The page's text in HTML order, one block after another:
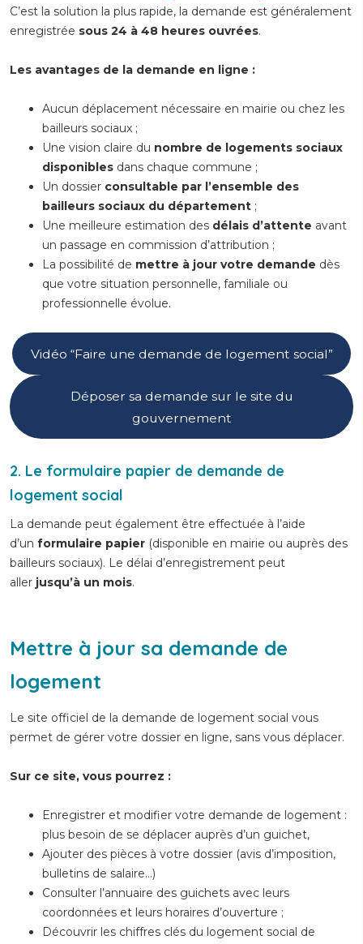
C’est la solution la plus rapide, la demande est généralement
enregistrée sous 24 à 48 heures ouvrées.
Les avantages de la demande en ligne :
Aucun déplacement nécessaire en mairie ou chez les
bailleurs sociaux ;
Une vision claire du nombre de logements sociaux
disponibles dans chaque commune ;
Un dossier consultable par l’ensemble des
bailleurs sociaux du département ;
Une meilleure estimation des délais d’attente avant
un passage en commission d’attribution ;
La possibilité de mettre à jour votre demande dès
que votre situation personnelle, familiale ou
professionnelle évolue.
Vidéo “Faire une demande de logement social”
Déposer sa demande sur le site du
gouvernement
2. Le formulaire papier de demande de
logement social
La demande peut également être effectuée à l’aide
d’un formulaire papier (disponible en mairie ou auprès des
bailleurs sociaux). Le délai d’enregistrement peut
aller jusqu’à un mois.
Mettre à jour sa demande de
logement
Le site officiel de la demande de logement social vous
permet de gérer votre dossier en ligne, sans vous déplacer.
Sur ce site, vous pourrez :
Enregistrer et modifier votre demande de logement :
plus besoin de se déplacer auprès d’un guichet,
Ajouter des pièces à votre dossier (avis d’imposition,
bulletins de salaire…)
Consulter l’annuaire des guichets avec leurs
coordonnées et leurs horaires d’ouverture ;
Découvrir les chiffres clés du logement social de